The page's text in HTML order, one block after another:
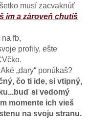
musí zacvaknúť
im a zároveň chutíš
fb,
profily, ešte
„dary“ ponúkaš?
čo ti ide, si vtipný,
si vedomý
momente ich vieš
na svoju stranu.